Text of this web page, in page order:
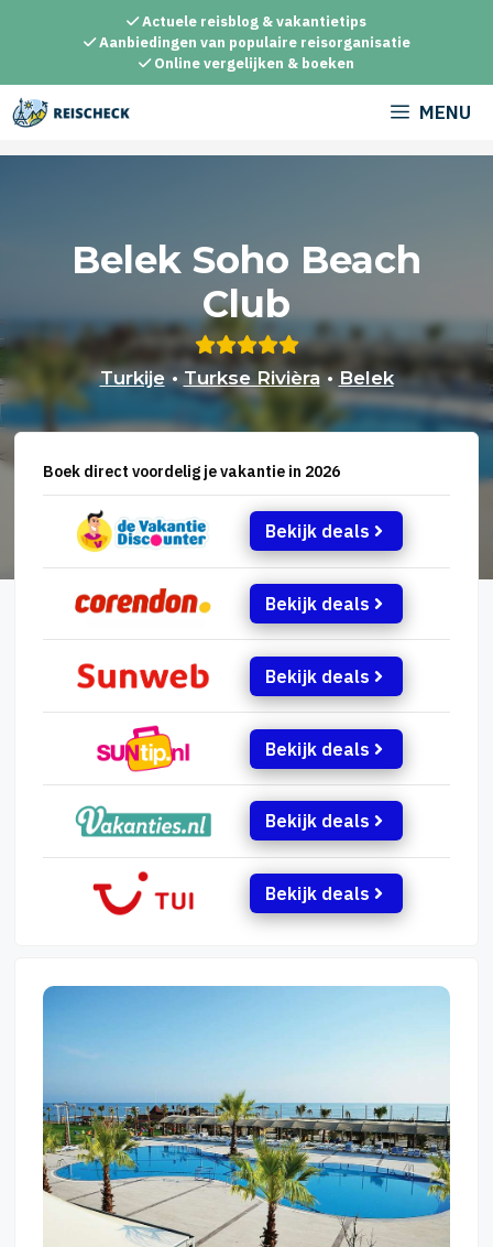
inhoud
Actuele reisblog & vakantietips
Aanbiedingen van populaire reisorganisatie
Online vergelijken & boeken
MENU
Belek Soho Beach
Club
Turkije • Turkse Rivièra •Belek
Boek direct voordelig je vakantie in 2026
Bekijk deals
Bekijk deals
Bekijk deals
Bekijk deals
Bekijk deals
Bekijk deals